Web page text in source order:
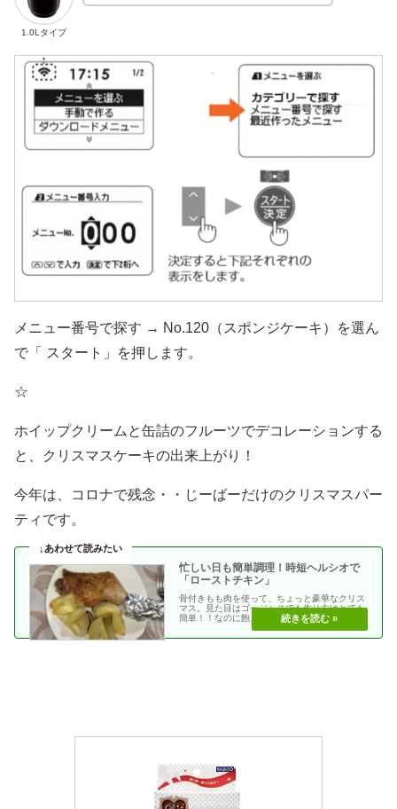
1.0Lタイプ
メニュー番号で探す → No.120（スポンジケーキ）を選ん
で「 スタート」を押します。
☆
ホイップクリームと缶詰のフルーツでデコレーションする
と、クリスマスケーキの出来上がり！
今年は、コロナで残念・・じーばーだけのクリスマスパー
ティです。
忙しい日も簡単調理！時短ヘルシオで
「ローストチキン」
骨付きもも肉を使って、ちょっと豪華なクリス
マス。見た目はゴージャスでも作り方はとても
簡単！！なのに飽きない美味しさです。ヘルシ
オのウォーター・・